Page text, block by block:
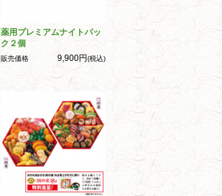
薬用プレミアムナイトパッ
ク２個
販売価格 9,900円(税込)